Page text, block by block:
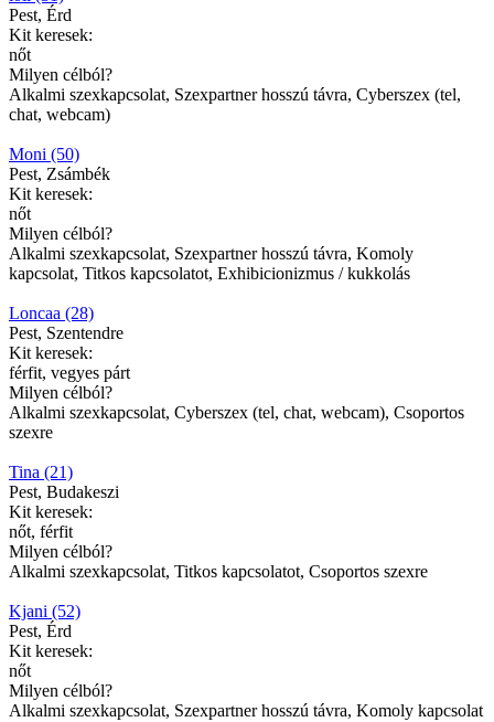
Pest, Érd
Kit keresek:
nőt
Milyen célból?
Alkalmi szexkapcsolat, Szexpartner hosszú távra, Cyberszex (tel,
chat, webcam)
Moni (50)
Pest, Zsámbék
Kit keresek:
nőt
Milyen célból?
Alkalmi szexkapcsolat, Szexpartner hosszú távra, Komoly
kapcsolat, Titkos kapcsolatot, Exhibicionizmus / kukkolás
Loncaa (28)
Pest, Szentendre
Kit keresek:
férfit, vegyes párt
Milyen célból?
Alkalmi szexkapcsolat, Cyberszex (tel, chat, webcam), Csoportos
szexre
Tina (21)
Pest, Budakeszi
Kit keresek:
nőt, férfit
Milyen célból?
Alkalmi szexkapcsolat, Titkos kapcsolatot, Csoportos szexre
Kjani (52)
Pest, Érd
Kit keresek:
nőt
Milyen célból?
Alkalmi szexkapcsolat, Szexpartner hosszú távra, Komoly kapcsolat